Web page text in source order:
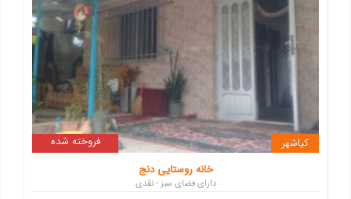
فروخته شده
کیاشهر
خانه روستایی دنج
دارای فضای سبز - نقدی